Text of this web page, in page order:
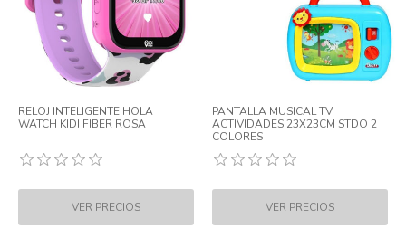
RELOJ INTELIGENTE HOLA
WATCH KIDI FIBER ROSA
PANTALLA MUSICAL TV
ACTIVIDADES 23X23CM STDO 2
COLORES